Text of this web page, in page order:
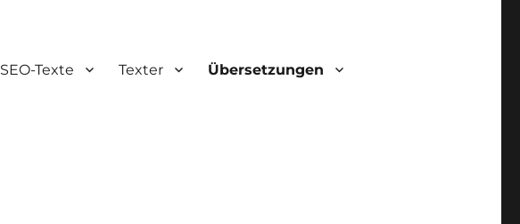
SEO-Texte Texter Übersetzungen